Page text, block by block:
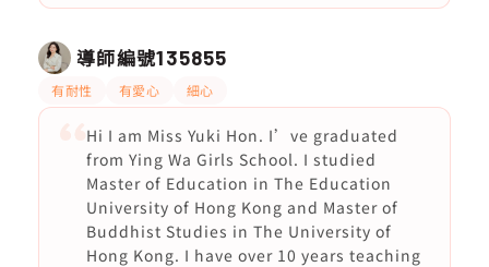
導師編號135855
有耐性 有愛心 細心
Hi I am Miss Yuki Hon. I’ve graduated
from Ying Wa Girls School. I studied
Master of Education in The Education
University of Hong Kong and Master of
Buddhist Studies in The University of
Hong Kong. I have over 10 years teaching